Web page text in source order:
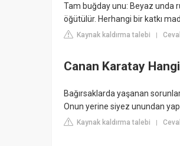
Tam buğday unu: Beyaz unda
öğütülür. Herhangi bir katkı
Kaynak kaldırma talebi |
Canan Karatay
Bağırsaklarda yaşanan
Onun yerine siyez unundan
Kaynak kaldırma talebi |